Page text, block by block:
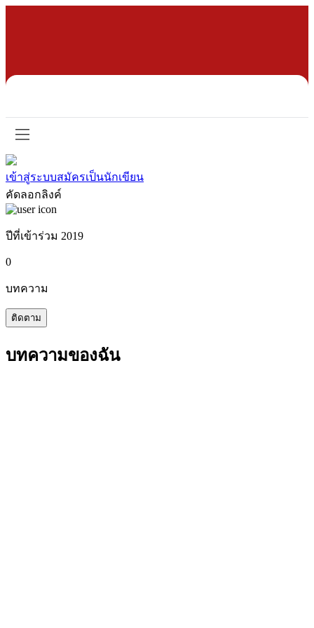
เข้าสู่ระบบสมัครเป็นนักเขียน
คัดลอกลิงค์
ปีที่เข้าร่วม 2019
0
บทความ
ติดตาม
บทความของฉัน